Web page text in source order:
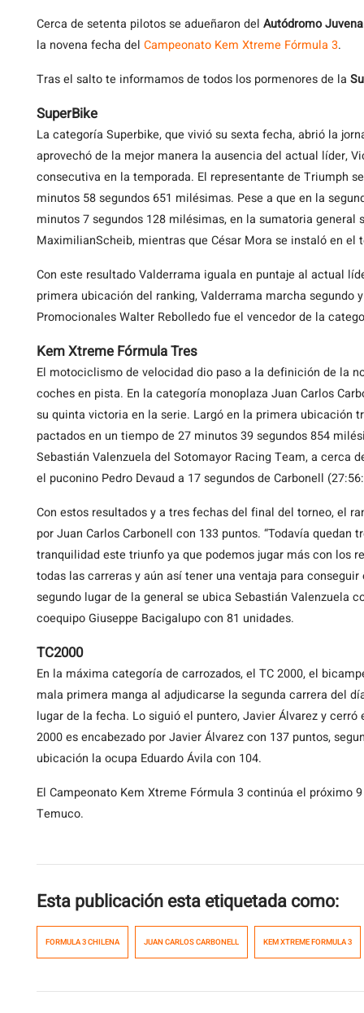
Cerca de setenta pilotos se adueñaron del Autódromo
la novena fecha del Campeonato Kem Xtreme Fórmula 3.
Tras el salto te informamos de todos los pormenores de la
SuperBike
La categoría Superbike, que vivió su sexta fecha, abrió la
aprovechó de la mejor manera la ausencia del actual líder,
consecutiva en la temporada. El representante de Triumph
minutos 58 segundos 651 milésimas. Pese a que en la
minutos 7 segundos 128 milésimas, en la sumatoria
MaximilianScheib, mientras que César Mora se instaló en el
Con este resultado Valderrama iguala en puntaje al actual
primera ubicación del ranking, Valderrama marcha segundo
Promocionales Walter Rebolledo fue el vencedor de la
Kem Xtreme Fórmula Tres
El motociclismo de velocidad dio paso a la definición de la
coches en pista. En la categoría monoplaza Juan Carlos
su quinta victoria en la serie. Largó en la primera ubicación
pactados en un tiempo de 27 minutos 39 segundos 854
Sebastián Valenzuela del Sotomayor Racing Team, a cerca
el puconino Pedro Devaud a 17 segundos de Carbonell
Con estos resultados y a tres fechas del final del torneo, el
por Juan Carlos Carbonell con 133 puntos. “Todavía quedan
tranquilidad este triunfo ya que podemos jugar más con los
todas las carreras y aún así tener una ventaja para
segundo lugar de la general se ubica Sebastián Valenzuela
coequipo Giuseppe Bacigalupo con 81 unidades.
TC2000
En la máxima categoría de carrozados, el TC 2000, el
mala primera manga al adjudicarse la segunda carrera del
lugar de la fecha. Lo siguió el puntero, Javier Álvarez y cerró
2000 es encabezado por Javier Álvarez con 137 puntos,
ubicación la ocupa Eduardo Ávila con 104.
El Campeonato Kem Xtreme Fórmula 3 continúa el próximo
Temuco.
Esta publicación esta etiquetada como:
FORMULA 3 CHILENA JUAN CARLOS CARBONELL KEM XTREME FORMULA 3